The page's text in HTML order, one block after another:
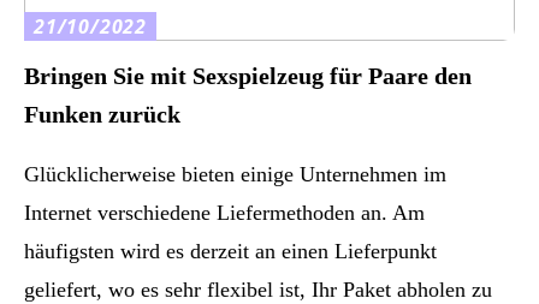
21/10/2022
Bringen Sie mit Sexspielzeug für Paare den
Funken zurück
Glücklicherweise bieten einige Unternehmen im
Internet verschiedene Liefermethoden an. Am
häufigsten wird es derzeit an einen Lieferpunkt
geliefert, wo es sehr flexibel ist, Ihr Paket abholen zu